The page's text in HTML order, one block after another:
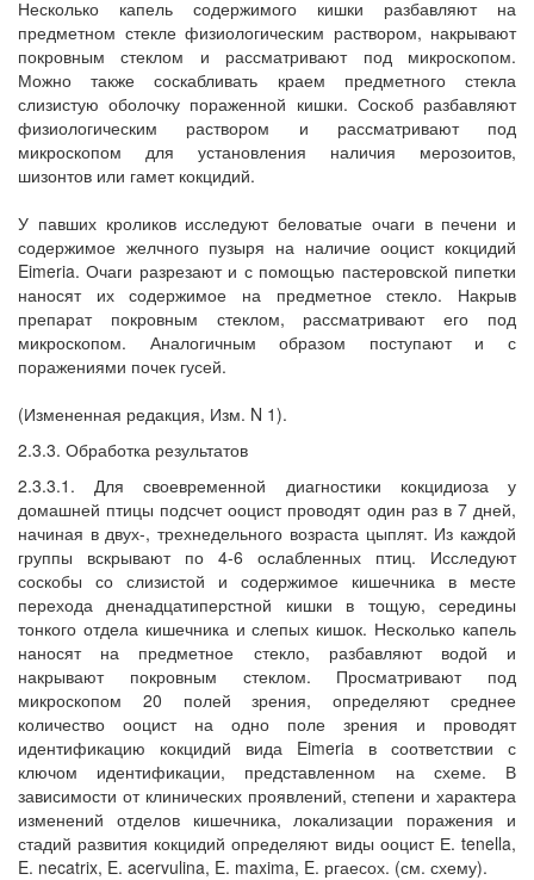
Несколько капель содержимого кишки разбавляют на
предметном стекле физиологическим раствором, накрывают
покровным стеклом и рассматривают под микроскопом.
Можно также соскабливать краем предметного стекла
слизистую оболочку пораженной кишки. Соскоб разбавляют
физиологическим раствором и рассматривают под
микроскопом для установления наличия мерозоитов,
шизонтов или гамет кокцидий.
У павших кроликов исследуют беловатые очаги в печени и
содержимое желчного пузыря на наличие ооцист кокцидий
Eimeria. Очаги разрезают и с помощью пастеровской пипетки
наносят их содержимое на предметное стекло. Накрыв
препарат покровным стеклом, рассматривают его под
микроскопом. Аналогичным образом поступают и с
поражениями почек гусей.
(Измененная редакция, Изм. N 1).
2.3.3. Обработка результатов
2.3.3.1. Для своевременной диагностики кокцидиоза у
домашней птицы подсчет ооцист проводят один раз в 7 дней,
начиная в двух-, трехнедельного возраста цыплят. Из каждой
группы вскрывают по 4-6 ослабленных птиц. Исследуют
соскобы со слизистой и содержимое кишечника в месте
перехода дненадцатиперстной кишки в тощую, середины
тонкого отдела кишечника и слепых кишок. Несколько капель
наносят на предметное стекло, разбавляют водой и
накрывают покровным стеклом. Просматривают под
микроскопом 20 полей зрения, определяют среднее
количество ооцист на одно поле зрения и проводят
идентификацию кокцидий вида Eimeria в соответствии с
ключом идентификации, представленном на схеме. В
зависимости от клинических проявлений, степени и характера
изменений отделов кишечника, локализации поражения и
стадий развития кокцидий определяют виды ооцист Е. tenella,
E. necatrix, E. acervulina, E. maxima, E. ргаесох. (см. схему).